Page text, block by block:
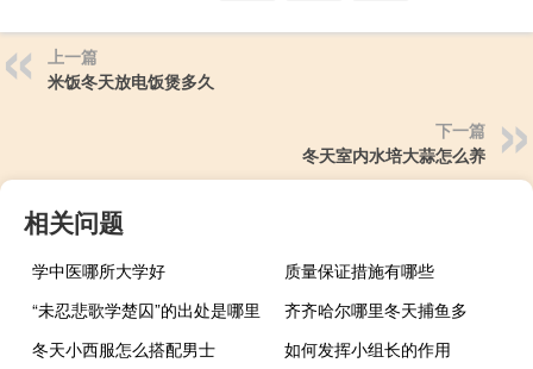
上一篇
米饭冬天放电饭煲多久
下一篇
冬天室内水培大蒜怎么养
相关问题
学中医哪所大学好
质量保证措施有哪些
“未忍悲歌学楚囚”的出处是哪里
齐齐哈尔哪里冬天捕鱼多
冬天小西服怎么搭配男士
如何发挥小组长的作用